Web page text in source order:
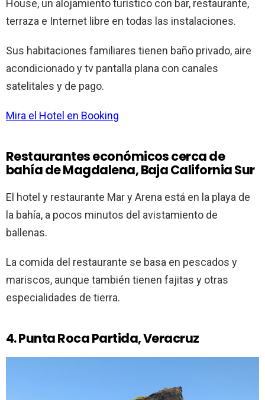
House, un alojamiento turístico con bar, restaurante,
terraza e Internet libre en todas las instalaciones.
Sus habitaciones familiares tienen baño privado, aire
acondicionado y tv pantalla plana con canales
satelitales y de pago.
Mira el Hotel en Booking
Restaurantes económicos cerca de
bahía de Magdalena, Baja California Sur
El hotel y restaurante Mar y Arena está en la playa de
la bahía, a pocos minutos del avistamiento de
ballenas.
La comida del restaurante se basa en pescados y
mariscos, aunque también tienen fajitas y otras
especialidades de tierra.
4. Punta Roca Partida, Veracruz